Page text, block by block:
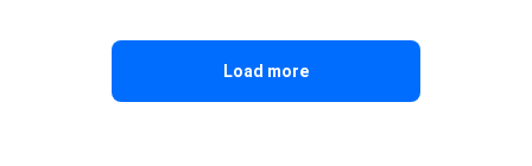
Load more